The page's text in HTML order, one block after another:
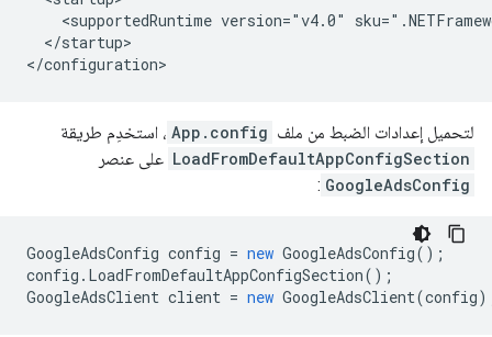
<supportedRuntime version="v4.0"
</startup>
لتحميل إعدادات الضبط من ملف App.config ، استخدِم طريقة
LoadFromDefaultAppConfigSection على عنصر
GoogleAdsConfig
:
GoogleAdsConfig config = new GoogleAdsConfig();
config . LoadFromDefaultAppConfigSection();
GoogleAdsClient client = new GoogleAdsClient(config